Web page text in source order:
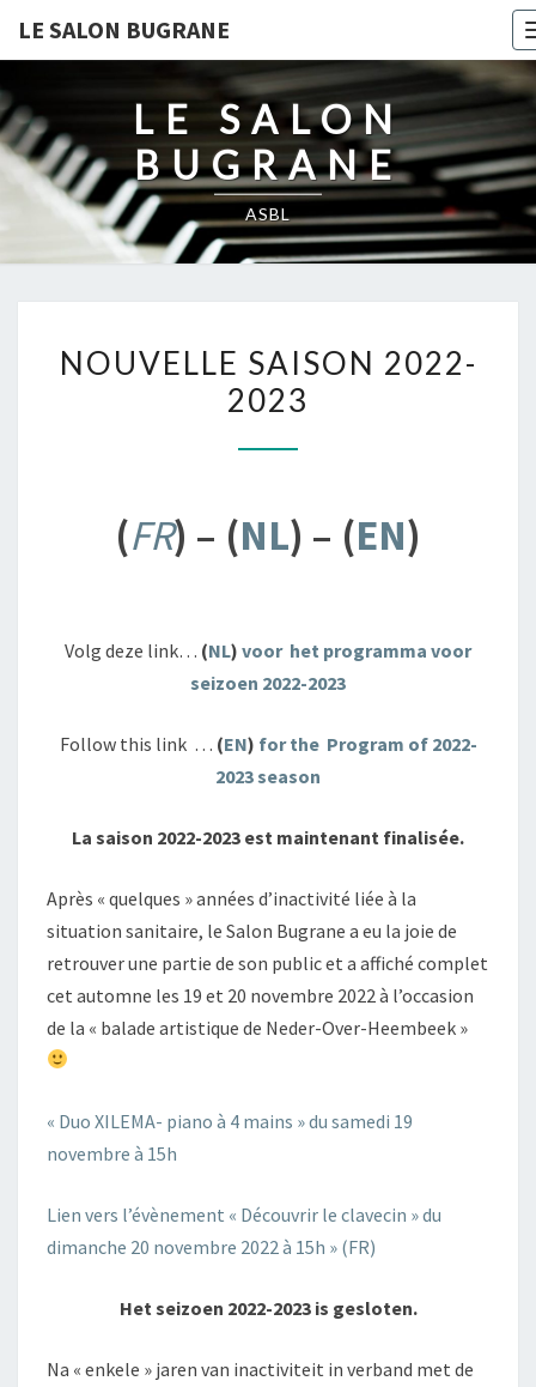
LE SALON BUGRANE
LE SALON
BUGRANE
ASBL
SAISON
2022-
NOUVELLE SAISON 2022-
2023
(FR) – (NL) – (EN)
Volg deze link… (NL) voor het programma voor
seizoen 2022-2023
Follow this link … (EN) for the Program of 2022-
2023 season
La saison 2022-2023 est maintenant finalisée.
Après « quelques » années d’inactivité liée à la
situation sanitaire, le Salon Bugrane a eu la joie de
retrouver une partie de son public et a affiché complet
cet automne les 19 et 20 novembre 2022 à l’occasion
de la « balade artistique de Neder-Over-Heembeek »
« Duo XILEMA- piano à 4 mains » du samedi 19
novembre à 15h
Lien vers l’évènement « Découvrir le clavecin » du
dimanche 20 novembre 2022 à 15h » (FR)
Het seizoen 2022-2023 is gesloten.
Na « enkele » jaren van inactiviteit in verband met de